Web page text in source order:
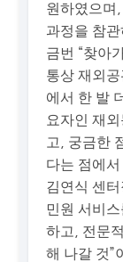
원하였으며
과정을 참관
금번 “찾아
통상 재외
에서 한 발
요자인 재
고, 궁금한
다는 점에서
김연식 센
민원 서비
하고, 전문
해 나갈 것”